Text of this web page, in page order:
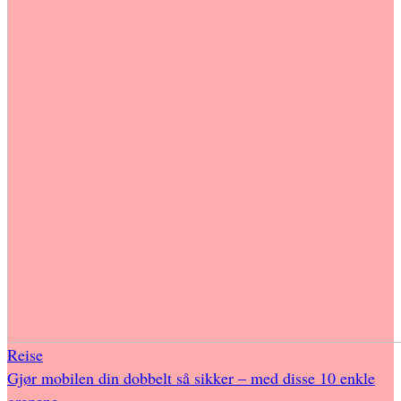
Reise
Gjør mobilen din dobbelt så sikker – med disse 10 enkle